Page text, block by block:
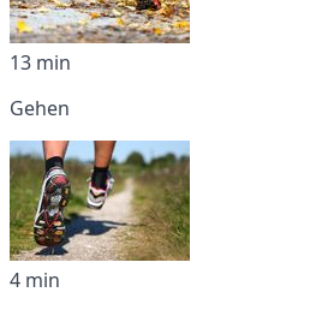
13 min
Gehen
4 min